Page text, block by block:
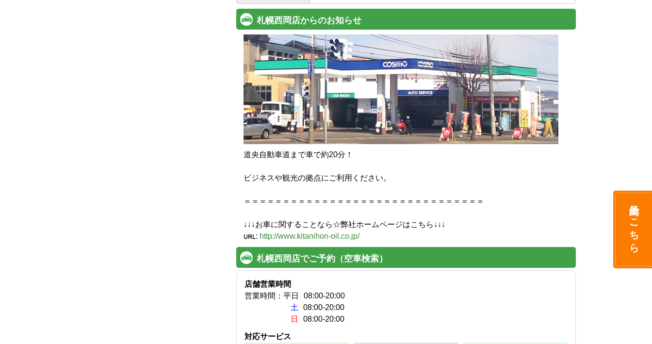
札幌西岡店からのお知らせ
道央自動車道まで車で約20分！
ビジネスや観光の拠点にご利用ください。
＝＝＝＝＝＝＝＝＝＝＝＝＝＝＝＝＝＝＝＝＝＝＝＝＝＝＝＝＝＝＝
: http://www.kitanihon-oil.co.jp/
札幌西岡店でご予約（空車検索）
店舗営業時間
営業時間： 平日 08:00-20:00
土
08:00-20:00
日
08:00-20:00
対応サービス
予約はこちら